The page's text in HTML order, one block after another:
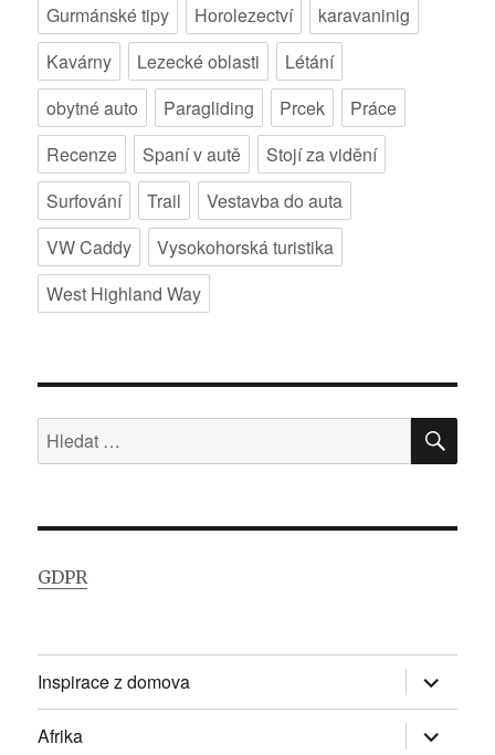
Gurmánské tipy
Horolezectví
karavaninig
Kavárny
Lezecké oblasti
Létání
obytné auto
Paragliding Prcek
Práce
Recenze
Spaní v autě
Stojí za vidění
Surfování
Trail
Vestavba do auta
VW Caddy
Vysokohorská turistika
West Highland Way
Hledat:
GDPR
Inspirace z domova Zobrazit
položky
Afrika
Zobrazit